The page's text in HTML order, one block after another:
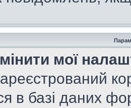
мої
в базі даних